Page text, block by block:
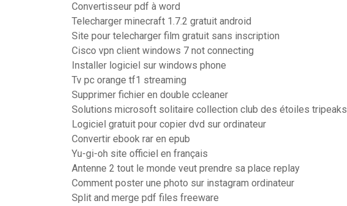
Convertisseur pdf à word
Telecharger minecraft 1.7.2 gratuit android
Site pour telecharger film gratuit sans inscription
Cisco vpn client windows 7 not connecting
Installer logiciel sur windows phone
Tv pc orange tf1 streaming
Supprimer fichier en double ccleaner
Solutions microsoft solitaire collection club des étoiles tripeaks
Logiciel gratuit pour copier dvd sur ordinateur
Convertir ebook rar en epub
Yu-gi-oh site officiel en français
Antenne 2 tout le monde veut prendre sa place replay
Comment poster une photo sur instagram ordinateur
Split and merge pdf files freeware